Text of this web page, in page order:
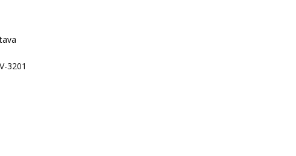
3201